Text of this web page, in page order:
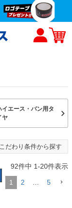
イエース・バン用タ
ヤ
こだわり条件から探す
92件中 1-20件表示
1 2 5